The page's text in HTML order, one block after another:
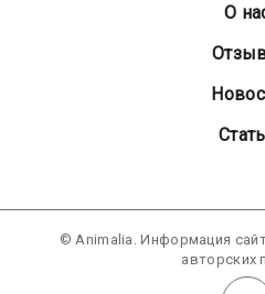
О
© Animalia. Информация
авторских